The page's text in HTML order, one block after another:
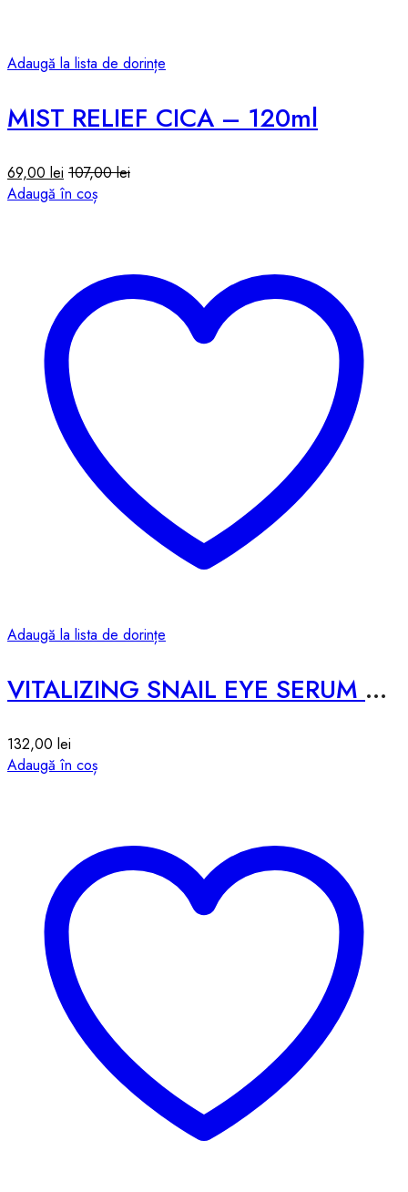
Adaugă la lista de dorințe
MIST RELIEF CICA – 120ml
69,00 lei 107,00lei
Adaugă în coș
Adaugă la lista de dorințe
VITALIZING SNAIL EYE SERUM 2x – 30ml
132,00 lei
Adaugă în coș